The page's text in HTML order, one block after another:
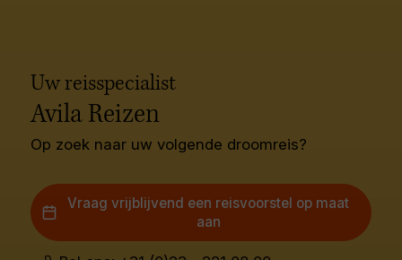
Uw reisspecialist
Avila Reizen
Op zoek naar uw volgende droomreis?
Vraag vrijblijvend een reisvoorstel op maat
aan